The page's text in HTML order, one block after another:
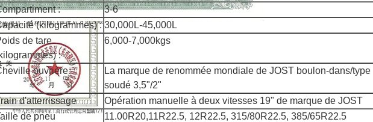
:
3-6
(kilogrammes) : 30,000L-45,000L
de tare
:
6,000-7,000kgs
ouvrière
La marque de renommée mondiale de JOST boulon-dans/type
soudé 3,5"/2"
d'atterrissage
Opération manuelle à deux vitesses 19" de marque de JOST
de pneu
11.00R20,11R22.5, 12R22.5, 315/80R22.5, 385/65R22.5